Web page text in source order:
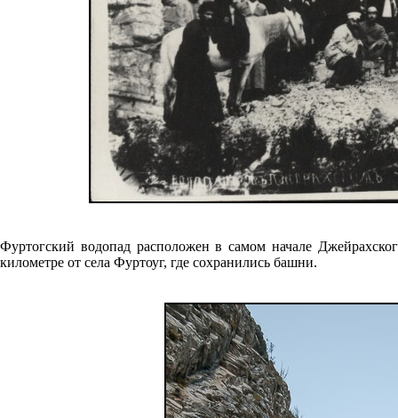
Фуртогский водопад расположен в самом начале
километре от села Фуртоуг, где сохранились башни.